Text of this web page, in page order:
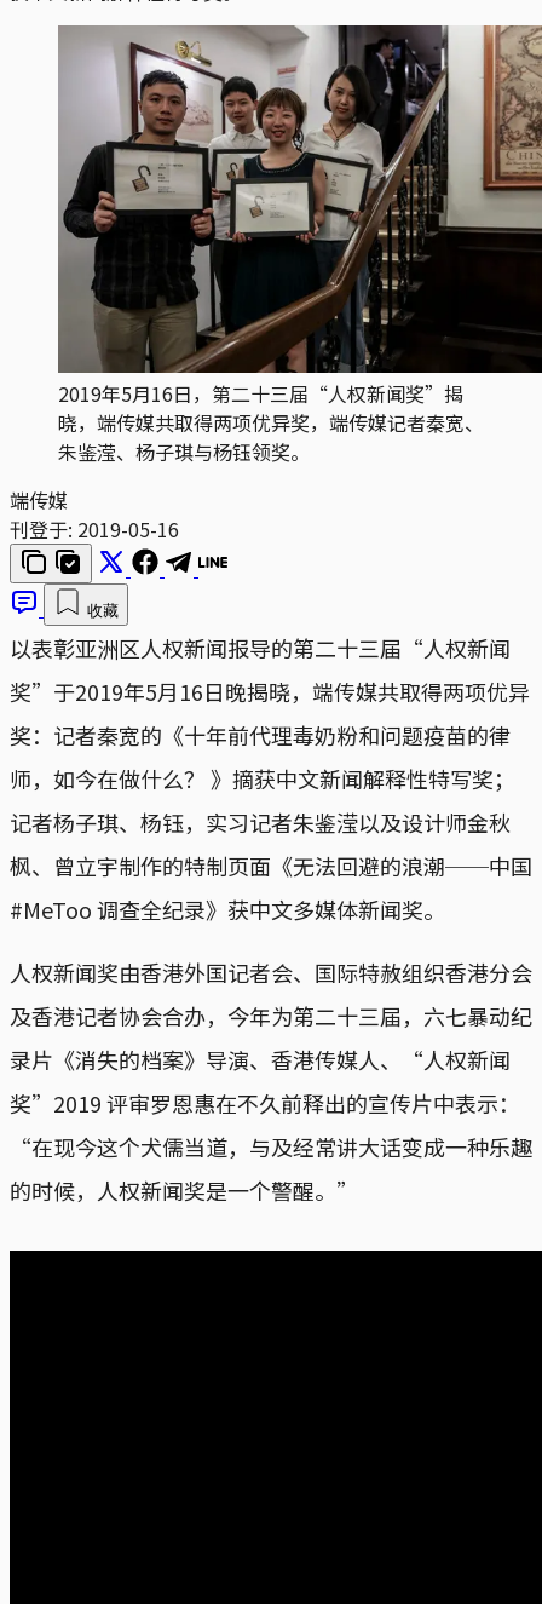
2019年5月16日，第二十三届“人权新闻奖”揭
晓，端传媒共取得两项优异奖，端传媒记者秦宽、
朱鉴滢、杨子琪与杨钰领奖。
端传媒
刊登于: 2019-05-16
收藏
以表彰亚洲区人权新闻报导的第二十三届“人权新闻
奖”于2019年5月16日晚揭晓，端传媒共取得两项优异
奖：记者秦宽的《十年前代理毒奶粉和问题疫苗的律
师，如今在做什么？ 》摘获中文新闻解释性特写奖；
记者杨子琪、杨钰，实习记者朱鉴滢以及设计师金秋
枫、曾立宇制作的特制页面《无法回避的浪潮──中国
#MeToo 调查全纪录》获中文多媒体新闻奖。
人权新闻奖由香港外国记者会、国际特赦组织香港分会
及香港记者协会合办，今年为第二十三届，六七暴动纪
录片《消失的档案》导演、香港传媒人、“人权新闻
奖”2019 评审罗恩惠在不久前释出的宣传片中表示：
“在现今这个犬儒当道，与及经常讲大话变成一种乐趣
的时候，人权新闻奖是一个警醒。”